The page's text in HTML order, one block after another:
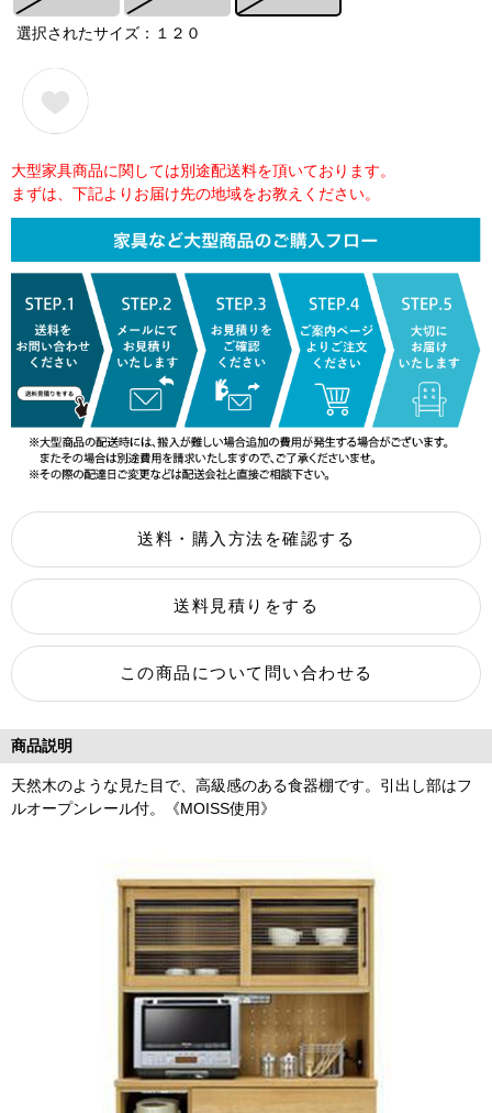
選択されたサイズ：１２０
大型家具商品に関しては別途配送料を頂いております。
まずは、下記よりお届け先の地域をお教えください。
商品説明
天然木のような見た目で、高級感のある食器棚です。引出し部はフ
ルオープンレール付。《MOISS使用》